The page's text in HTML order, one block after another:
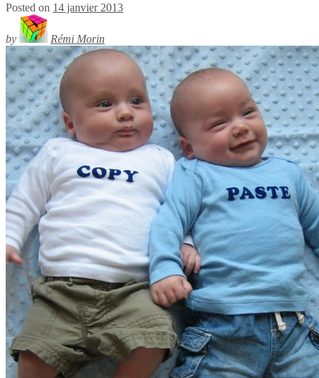
Posted on 14 janvier 2013
by Rémi Morin